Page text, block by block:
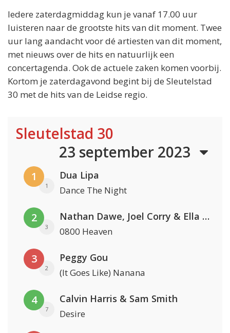
Iedere zaterdagmiddag kun je vanaf 17.00 uur
luisteren naar de grootste hits van dit moment. Twee
uur lang aandacht voor dé artiesten van dit moment,
met nieuws over de hits en natuurlijk een
concertagenda. Ook de actuele zaken komen voorbij.
Kortom je zaterdagavond begint bij de Sleutelstad
30 met de hits van de Leidse regio.
Sleutelstad 30
23 september 2023
1
1
Dua Lipa
Dance The Night
2
3
Nathan Dawe, Joel Corry & Ella Henderson
0800 Heaven
3
2
Peggy Gou
(It Goes Like) Nanana
4
7
Calvin Harris & Sam Smith
Desire